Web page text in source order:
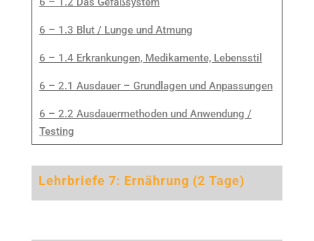
6 – 1.3 Blut / Lunge und Atmung
6 – 1.4 Erkrankungen, Medikamente, Lebensstil
6 – 2.1 Ausdauer – Grundlagen und Anpassungen
6 – 2.2 Ausdauermethoden und Anwendung /
Testing
Lehrbriefe 7: Ernährung (2 Tage)